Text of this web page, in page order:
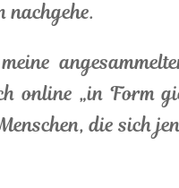
nachgehe.
online „in Form
die sich